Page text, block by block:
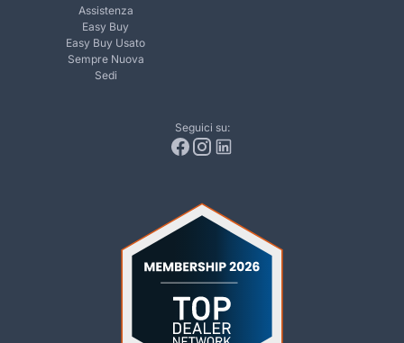
Assistenza
Easy Buy
Easy Buy Usato
Sempre Nuova
Sedi
Seguici su: